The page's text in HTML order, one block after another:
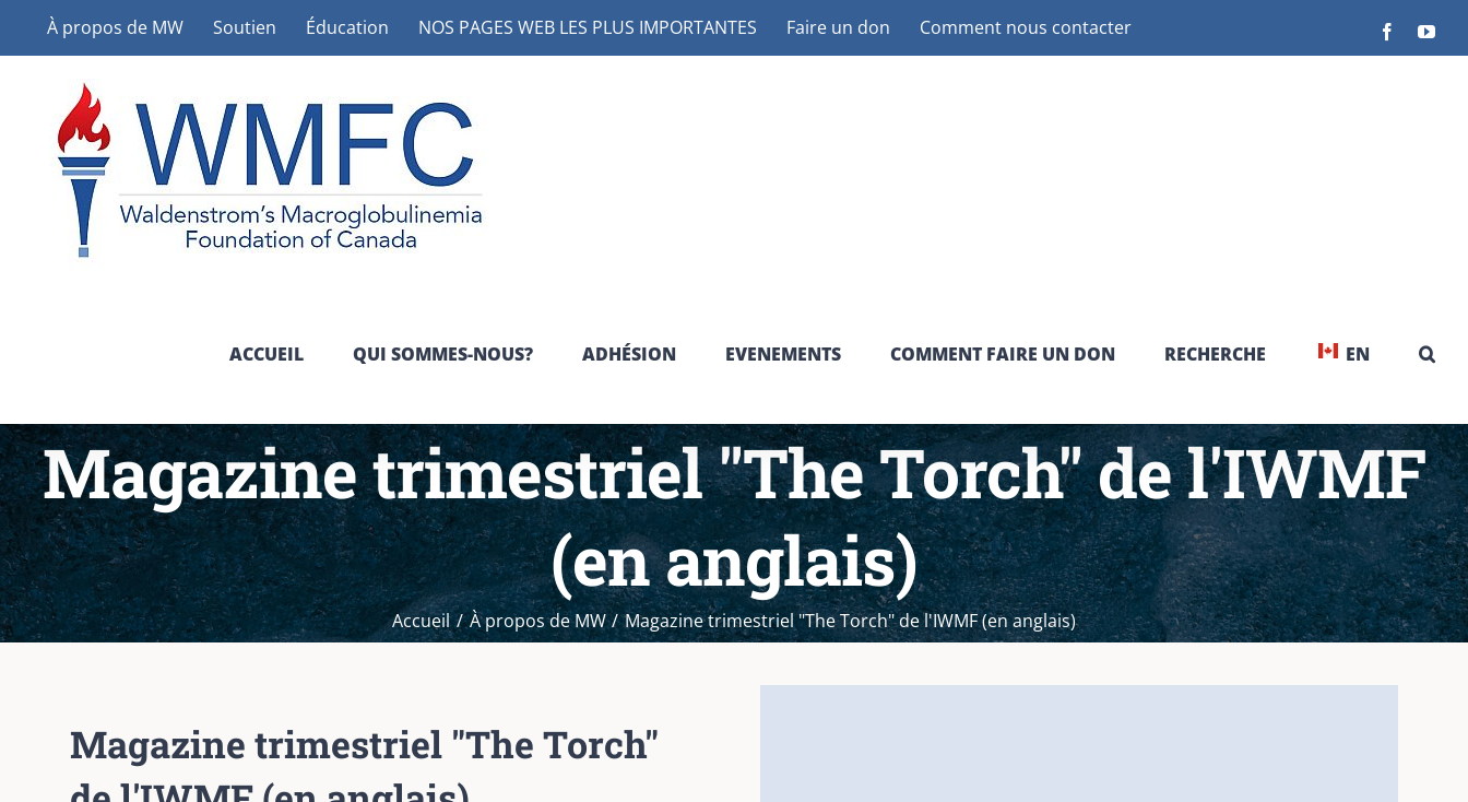
to
À propos de MW Soutien Éducation NOS PAGES WEB LES PLUS IMPORTANTES Faire un don Comment nous contacter Facebook
ACCUEIL QUI SOMMES-NOUS? ADHÉSION EVENEMENTS COMMENT FAIRE UN DON RECHERCHE EN
Magazine trimestriel "The Torch" de l'IWMF
(en anglais)
Accueil À propos de MW Magazine trimestriel "The Torch" de l'IWMF (en anglais)
Magazine trimestriel "The Torch"